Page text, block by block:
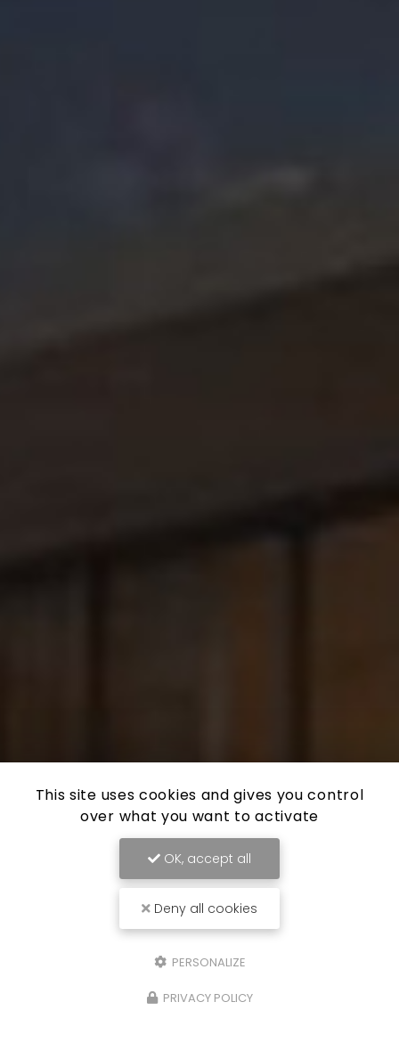
This site uses cookies and gives you control
over what you want to activate
OK, accept all
Deny all cookies
PERSONALIZE
PRIVACY POLICY